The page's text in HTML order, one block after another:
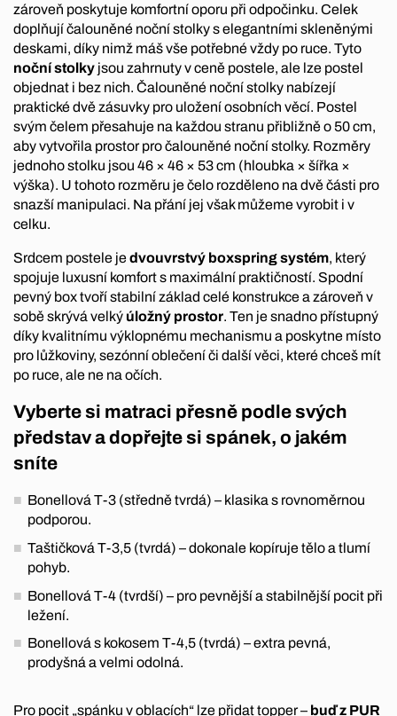
zároveň poskytuje komfortní oporu při odpočinku. Celek
doplňují čalouněné noční stolky s elegantními skleněnými
deskami, díky nimž máš vše potřebné vždy po ruce. Tyto
noční stolky jsou zahrnuty v ceně postele, ale lze postel
objednat i bez nich. Čalouněné noční stolky nabízejí
praktické dvě zásuvky pro uložení osobních věcí. Postel
svým čelem přesahuje na každou stranu přibližně o 50 cm,
aby vytvořila prostor pro čalouněné noční stolky. Rozměry
jednoho stolku jsou 46 × 46 × 53 cm (hloubka × šířka ×
výška). U tohoto rozměru je čelo rozděleno na dvě části pro
snazší manipulaci. Na přání jej však můžeme vyrobit i v
celku.
Srdcem postele jedvouvrstvý boxspring systém, který
spojuje luxusní komfort s maximální praktičností. Spodní
pevný box tvoří stabilní základ celé konstrukce a zároveň v
sobě skrývá velký úložný prostor. Ten je snadno přístupný
díky kvalitnímu výklopnému mechanismu a poskytne místo
pro lůžkoviny, sezónní oblečení či další věci, které chceš mít
po ruce, ale ne na očích.
Vyberte si matraci přesně podle svých
představ a dopřejte si spánek, o jakém
sníte
Bonellová T-3 (středně tvrdá) – klasika s rovnoměrnou
podporou.
Taštičková T-3,5 (tvrdá) – dokonale kopíruje tělo a tlumí
pohyb.
Bonellová T-4 (tvrdší) – pro pevnější a stabilnější pocit při
ležení.
Bonellová s kokosem T-4,5 (tvrdá) – extra pevná,
prodyšná a velmi odolná.
Pro pocit „spánku v oblacích“ lze přidat topper – buď z PUR